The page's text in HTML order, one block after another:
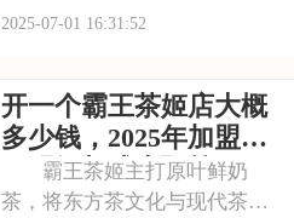
调配每一杯饮品，以稳定的品
力，不少投资者想加盟。那
么，加盟古茗的费用情况如何
呢？下面就来看看古茗
2025-07-01 16:31:52
开一个霸王茶姬店大概
多少钱，2025年加盟费
用明细与成本预算
霸王茶姬主打原叶鲜奶
茶，将东方茶文化与现代茶饮